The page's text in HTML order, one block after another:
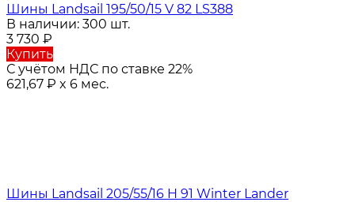
Шины Landsail 195/50/15 V 82 LS388
В наличии: 300 шт.
3 730 ₽
Купить
С учётом НДС по ставке 22%
621,67 ₽ x 6 мес.
Шины Landsail 205/55/16 H 91 Winter Lander